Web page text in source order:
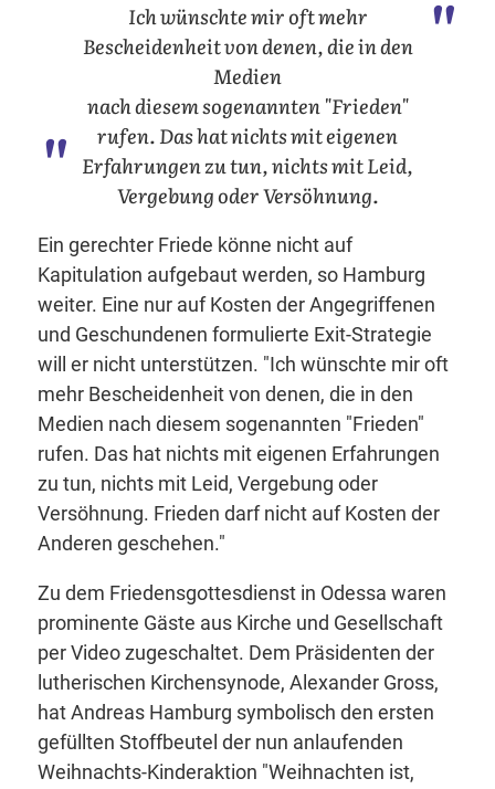
Ich wünschte mir oft mehr
Bescheidenheit von denen, die in den
Medien
nach diesem sogenannten "Frieden"
rufen. Das hat nichts mit eigenen
Erfahrungen zu tun, nichts mit Leid,
Vergebung oder Versöhnung.
Ein gerechter Friede könne nicht auf
Kapitulation aufgebaut werden, so Hamburg
weiter. Eine nur auf Kosten der Angegriffenen
und Geschundenen formulierte Exit-Strategie
will er nicht unterstützen. "Ich wünschte mir oft
mehr Bescheidenheit von denen, die in den
Medien nach diesem sogenannten "Frieden"
rufen. Das hat nichts mit eigenen Erfahrungen
zu tun, nichts mit Leid, Vergebung oder
Versöhnung. Frieden darf nicht auf Kosten der
Anderen geschehen."
Zu dem Friedensgottesdienst in Odessa waren
prominente Gäste aus Kirche und Gesellschaft
per Video zugeschaltet. Dem Präsidenten der
lutherischen Kirchensynode, Alexander Gross,
hat Andreas Hamburg symbolisch den ersten
gefüllten Stoffbeutel der nun anlaufenden
Weihnachts-Kinderaktion "Weihnachten ist,